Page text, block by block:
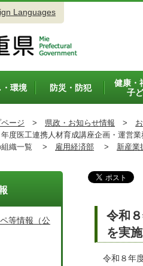
Languages
・環境 防災・防犯
健康・
子
ページ > 県政・お知らせ情報 >
度医工連携人材育成講座企画・運営
組織一覧 > 雇用経済部 > 新産業
令和
を実
令和８年
等情報（公